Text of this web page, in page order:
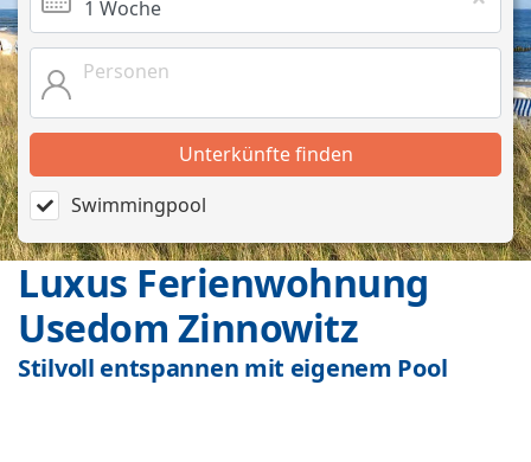
Personen
Unterkünfte finden
Swimmingpool
Luxus Ferienwohnung
Usedom Zinnowitz
Stilvoll entspannen mit eigenem Pool